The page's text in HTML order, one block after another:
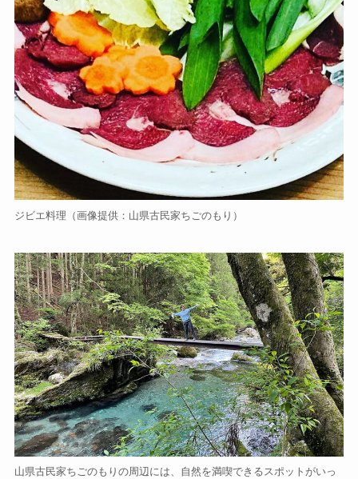
ジビエ料理（画像提供：山県古民家ちごのもり）
山県古民家ちごのもりの周辺には、自然を満喫できるスポットがいっ